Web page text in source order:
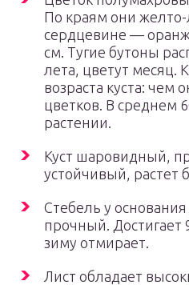
По краям они
сердцевине —
см. Тугие бутоны
лета, цветут месяц.
возраста куста: чем
цветков. В среднем
растении.
Куст шаровидный,
устойчивый, растет
Стебель у
прочный. Достигает
зиму отмирает.
Лист обладает